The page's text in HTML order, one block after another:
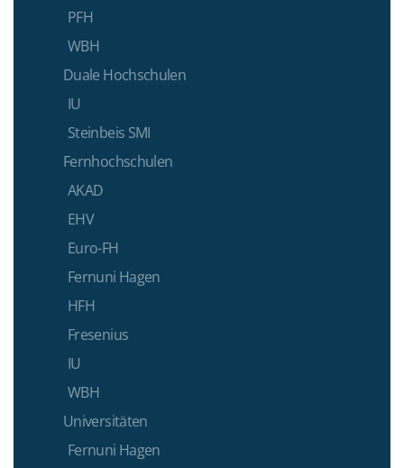
PFH
WBH
Duale Hochschulen
IU
Steinbeis SMI
Fernhochschulen
AKAD
EHV
Euro-FH
Fernuni Hagen
HFH
Fresenius
IU
WBH
Universitäten
Fernuni Hagen